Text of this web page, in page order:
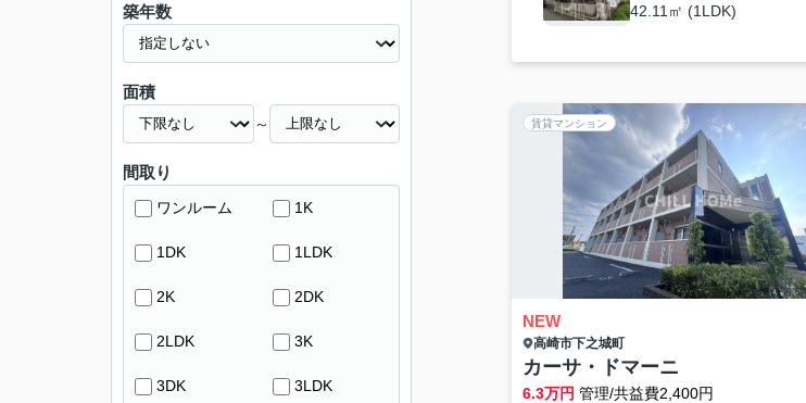
42.11㎡ (1LDK)
賃貸マンション
NEW
高崎市下之城町
カーサ・ドマーニ
6.3万円 管理/共益費2,400円
築年数
面積
～
間取り
ワンルーム 1K
1DK 1LDK
2K 2DK
2LDK 3K
3DK 3LDK